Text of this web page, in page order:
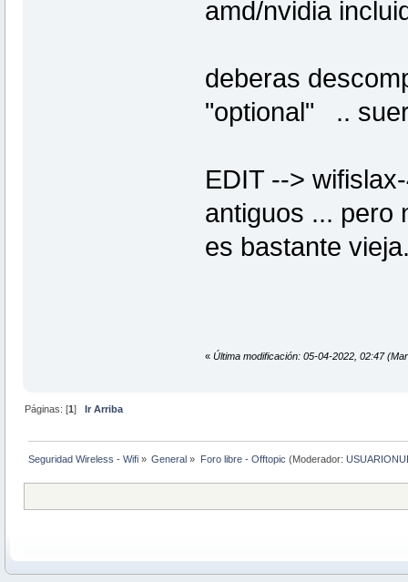
amd/nvidia
deberas
"optional" ..
EDIT -->
antiguos ... pero
es bastante
« Última modificación: 05-04-2022, 02:47
Páginas: [1] Ir Arriba
Seguridad Wireless - Wifi » General » Foro libre - Offtopic (Moderador: